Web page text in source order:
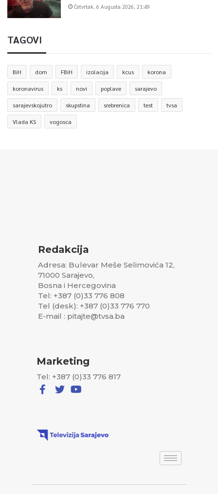
Četvrtak, 6 Augusta 2026, 21:49
TAGOVI
BiH dom FBiH izolacija kcus korona
koronavirus ks novi poplave sarajevo
sarajevskojutro skupstina srebrenica test tvsa
Vlada KS vogosca
Redakcija
Adresa: Bulevar Meše Selimovića 12,
71000 Sarajevo,
Bosna i Hercegovina
Tel: +387 (0)33 776 808
Tel (desk): +387 (0)33 776 770
E-mail : pitajte@tvsa.ba
Marketing
Tel: +387 (0)33 776 817